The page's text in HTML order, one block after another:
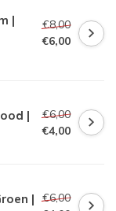
|
€8,00
€6,00
|
€6,00
€4,00
| €6,00